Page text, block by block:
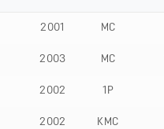
2001 МС
2003 МС
2002 1Р
2002 КМС